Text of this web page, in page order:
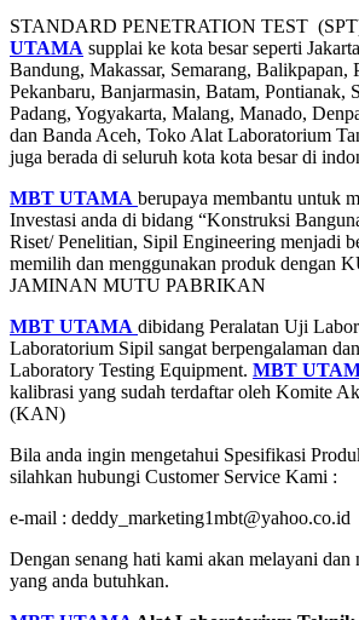
STANDARD PENETRATION TEST
UTAMA supplai ke kota besar seperti
Bandung, Makassar, Semarang, Balikpapan,
Pekanbaru, Banjarmasin, Batam, Pontianak,
Padang, Yogyakarta, Malang, Manado,
dan Banda Aceh, Toko Alat Laboratorium
juga berada di seluruh kota kota besar di
MBT UTAMA berupaya membantu untuk
Investasi anda di bidang “Konstruksi
Riset/ Penelitian, Sipil Engineering menjadi
memilih dan menggunakan produk dengan
JAMINAN MUTU PABRIKAN
MBT UTAMA dibidang Peralatan Uji
Laboratorium Sipil sangat berpengalaman
Laboratory Testing Equipment. MBT
kalibrasi yang sudah terdaftar oleh Komite
(KAN)
Bila anda ingin mengetahui Spesifikasi
silahkan hubungi Customer Service Kami :
e-mail : deddy_marketing1mbt@yahoo.co.id
Dengan senang hati kami akan melayani
yang anda butuhkan.